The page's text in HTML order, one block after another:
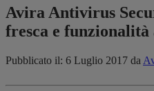
Avira Antivirus
fresca e funzionalità
Pubblicato il: 6 Luglio 2017 da